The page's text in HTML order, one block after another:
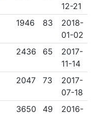
12-21
1946 83
2018-
01-02
2436 65
2017-
11-14
2047 73
2017-
07-18
3650 49
2016-